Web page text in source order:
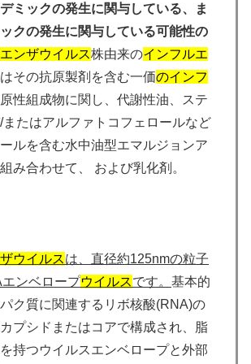
ミックの発生に関与している、ま
クの発生に関与している可能性の
ンザウイルス株由来のインフルエ
その抗原製剤を含む一価のインフ
性組成物に関し、代謝性油、ステ
またはアルファトコフェロールなど
ルを含む水中油型エマルジョンア
み合わせて、 および乳化剤。
ウイルスは、直径約125nmの粒子
ンベロープウイルスです。 基本的
ク質に関連するリボ核酸(RNA)の
プシドまたはコアで構成され、脂
持つウイルスエンベロープと外部